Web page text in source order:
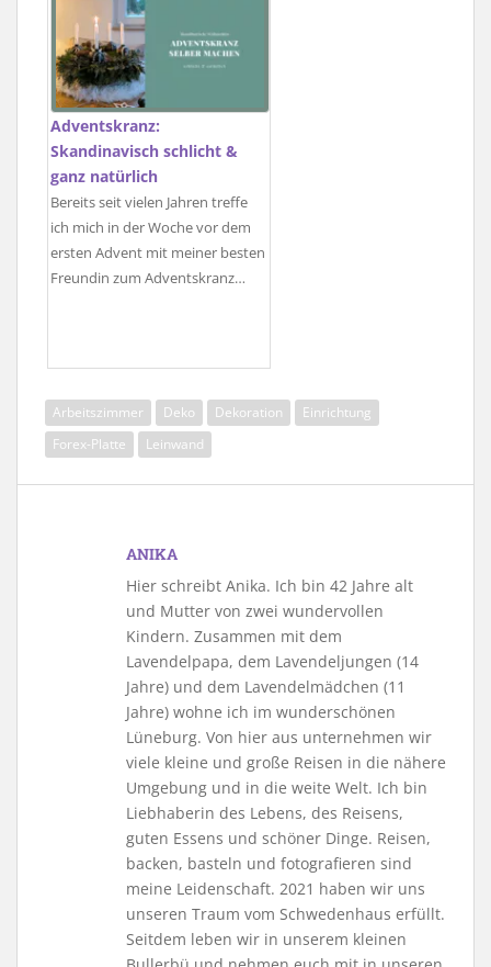
Adventskranz:
Skandinavisch schlicht &
ganz natürlich
Bereits seit vielen Jahren treffe
ich mich in der Woche vor dem
ersten Advent mit meiner besten
Freundin zum Adventskranz…
Arbeitszimmer Deko Dekoration
Einrichtung
Forex-Platte
Leinwand
ANIKA
Hier schreibt Anika. Ich bin 42 Jahre alt
und Mutter von zwei wundervollen
Kindern. Zusammen mit dem
Lavendelpapa, dem Lavendeljungen (14
Jahre) und dem Lavendelmädchen (11
Jahre) wohne ich im wunderschönen
Lüneburg. Von hier aus unternehmen wir
viele kleine und große Reisen in die nähere
Umgebung und in die weite Welt. Ich bin
Liebhaberin des Lebens, des Reisens,
guten Essens und schöner Dinge. Reisen,
backen, basteln und fotografieren sind
meine Leidenschaft. 2021 haben wir uns
unseren Traum vom Schwedenhaus erfüllt.
Seitdem leben wir in unserem kleinen